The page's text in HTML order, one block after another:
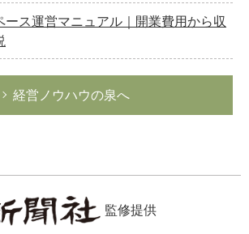
ース運営マニュアル｜開業費用から収
経営ノウハウの泉へ
監修提供